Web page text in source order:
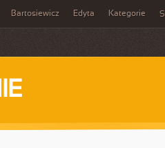
Bartosiewicz Edyta Kategorie